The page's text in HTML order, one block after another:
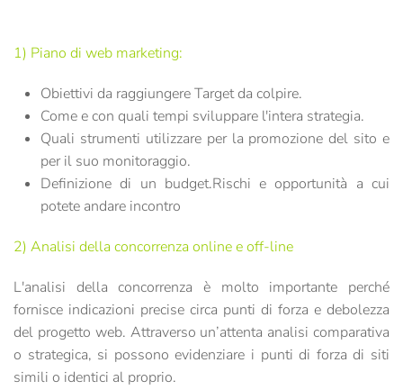
1) Piano di web marketing:
Obiettivi da raggiungereTarget da colpire.
Come e con quali tempi sviluppare l'intera strategia.
Quali strumenti utilizzare per la promozione del sito e
per il suo monitoraggio.
Definizione di un budget.Rischi e opportunità a cui
potete andare incontro
2) Analisi della concorrenza online e off-line
L'analisi della concorrenza è molto importante perché
fornisce indicazioni precise circa punti di forza e debolezza
del progetto web. Attraverso un’attenta analisi comparativa
o strategica, si possono evidenziare i punti di forza di siti
simili o identici al proprio.